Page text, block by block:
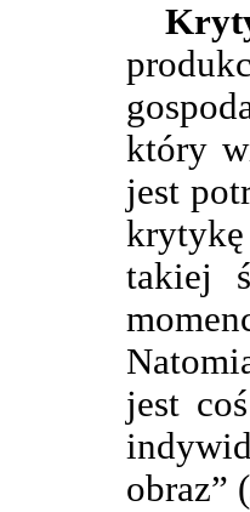
który
jest
takiej
jest
obraz”